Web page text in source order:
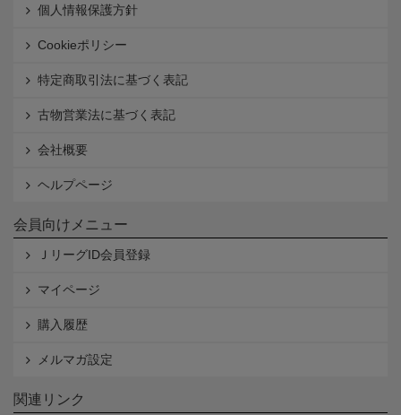
個人情報保護方針
Cookieポリシー
特定商取引法に基づく表記
古物営業法に基づく表記
会社概要
ヘルプページ
会員向けメニュー
ＪリーグID会員登録
マイページ
購入履歴
メルマガ設定
関連リンク